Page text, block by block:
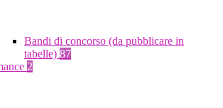
Bandi di concorso (da pubblicare in
tabelle) 87
2